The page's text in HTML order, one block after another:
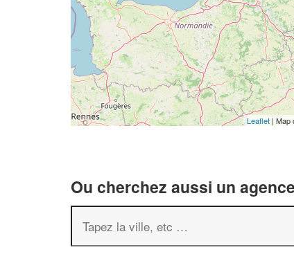
Leaflet | Map
Ou cherchez aussi un